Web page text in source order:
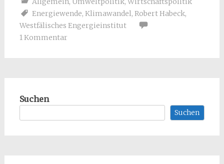
Energiewende, Klimawandel, Robert Habeck,
Westfälisches Engergieinstitut
1 Kommentar
Suchen
Suchen